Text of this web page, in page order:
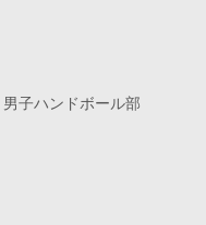
男子ハンドボール部